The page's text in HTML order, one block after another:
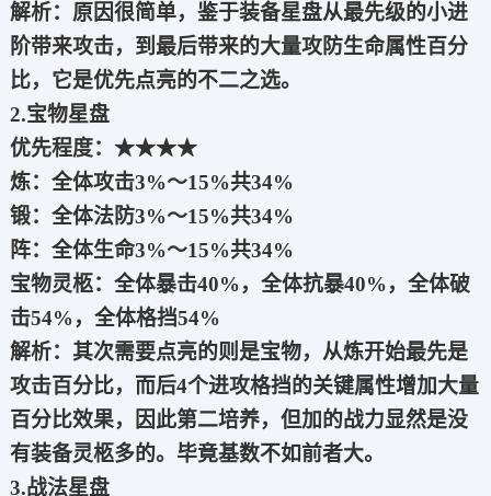
解析：原因很简单，鉴于装备星盘从最先级的小进
阶带来攻击，到最后带来的大量攻防生命属性百分
比，它是优先点亮的不二之选。
2.宝物星盘
优先程度：★★★★
炼：全体攻击3%～15%共34%
锻：全体法防3%～15%共34%
阵：全体生命3%～15%共34%
宝物灵柩：全体暴击40%，全体抗暴40%，全体破
击54%，全体格挡54%
解析：其次需要点亮的则是宝物，从炼开始最先是
攻击百分比，而后4个进攻格挡的关键属性增加大量
百分比效果，因此第二培养，但加的战力显然是没
有装备灵柩多的。毕竟基数不如前者大。
3.战法星盘